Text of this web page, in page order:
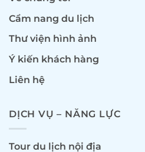
Cẩm nang du lịch
Thư viện hình ảnh
Ý kiến khách hàng
Liên hệ
DỊCH VỤ – NĂNG LỰC
Tour du lịch nội địa